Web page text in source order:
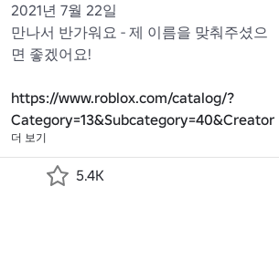
2021년 7월 22일
만나서 반가워요 - 제 이름을 맞춰주셨으
면 좋겠어요!
https://www.roblox.com/catalog/?
더 보기
5.4K